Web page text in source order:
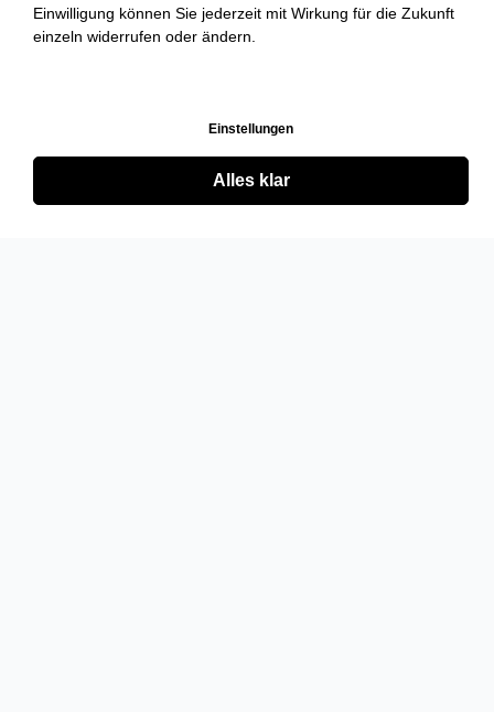
Einwilligung können Sie jederzeit mit Wirkung für die Zukunft
einzeln widerrufen oder ändern.
Einstellungen
Alles klar